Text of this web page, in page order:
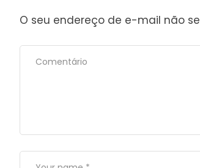
O seu endereço de e-mail não